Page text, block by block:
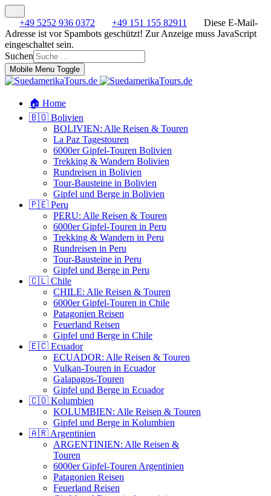
+49 5252 936 0372 +49 151 155 82911
Diese E-Mail-
Adresse ist vor Spambots geschützt! Zur Anzeige muss JavaScript
eingeschaltet sein.
Suchen
Mobile Menu Toggle
🏠 Home
🇧🇴 Bolivien
BOLIVIEN: Alle Reisen & Touren
La Paz Tagestouren
6000er Gipfel-Touren Bolivien
Trekking & Wandern Bolivien
Rundreisen in Bolivien
Tour-Bausteine in Bolivien
Gipfel und Berge in Bolivien
🇵🇪 Peru
PERU: Alle Reisen & Touren
6000er Gipfel-Touren in Peru
Trekking & Wandern in Peru
Rundreisen in Peru
Tour-Bausteine in Peru
Gipfel und Berge in Peru
🇨🇱 Chile
CHILE: Alle Reisen & Touren
6000er Gipfel-Touren in Chile
Patagonien Reisen
Feuerland Reisen
Gipfel und Berge in Chile
🇪🇨 Ecuador
ECUADOR: Alle Reisen & Touren
Vulkan-Touren in Ecuador
Galapagos-Touren
Gipfel und Berge in Ecuador
🇨🇴 Kolumbien
KOLUMBIEN: Alle Reisen & Touren
Gipfel und Berge in Kolumbien
🇦🇷 Argentinien
ARGENTINIEN: Alle Reisen &
Touren
6000er Gipfel-Touren Argentinien
Patagonien Reisen
Feuerland Reisen